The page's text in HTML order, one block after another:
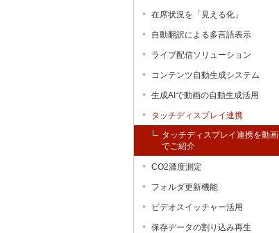
在席状況を「見える化」
自動翻訳による多言語表示
ライブ配信ソリューション
コンテンツ自動生成システム
生成AIで動画の自動生成活用
タッチディスプレイ連携
タッチディスプレイ連携を動画
でご紹介
CO2濃度測定
フォルダ更新機能
ビデオスイッチャー活用
保存データの割り込み再生